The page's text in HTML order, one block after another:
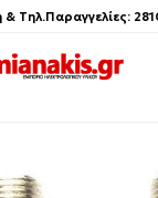
Τηλ.Παραγγελίες: